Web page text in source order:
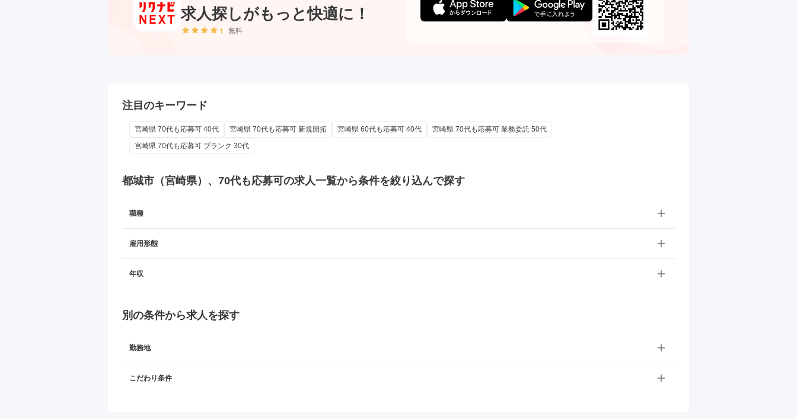
求人探しがもっと快適に！
無料
注目のキーワード
宮崎県 70代も応募可 40代 宮崎県 70代も応募可 新規開拓 宮崎県 60代も応募可 40代
宮崎県 70代も応募可 業務委託 50代
宮崎県 70代も応募可 ブランク 30代
都城市（宮崎県）、70代も応募可の求人一覧から条件を絞り込んで探す
職種
雇用形態
年収
別の条件から求人を探す
勤務地
こだわり条件